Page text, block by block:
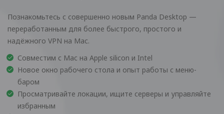
Познакомьтесь с совершенно новым Panda Desktop —
переработанным для более быстрого, простого и
надёжного VPN на Mac.
Совместим с Mac на Apple silicon и Intel
Новое окно рабочего стола и опыт работы с меню-
баром
Просматривайте локации, ищите серверы и управляйте
избранным